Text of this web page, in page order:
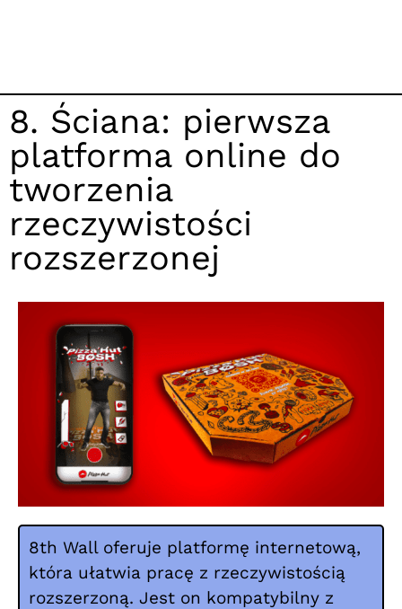
8. Ściana: pierwsza
platforma online do
tworzenia
rzeczywistości
rozszerzonej
8th Wall oferuje platformę internetową,
która ułatwia pracę z rzeczywistością
rozszerzoną. Jest on kompatybilny z